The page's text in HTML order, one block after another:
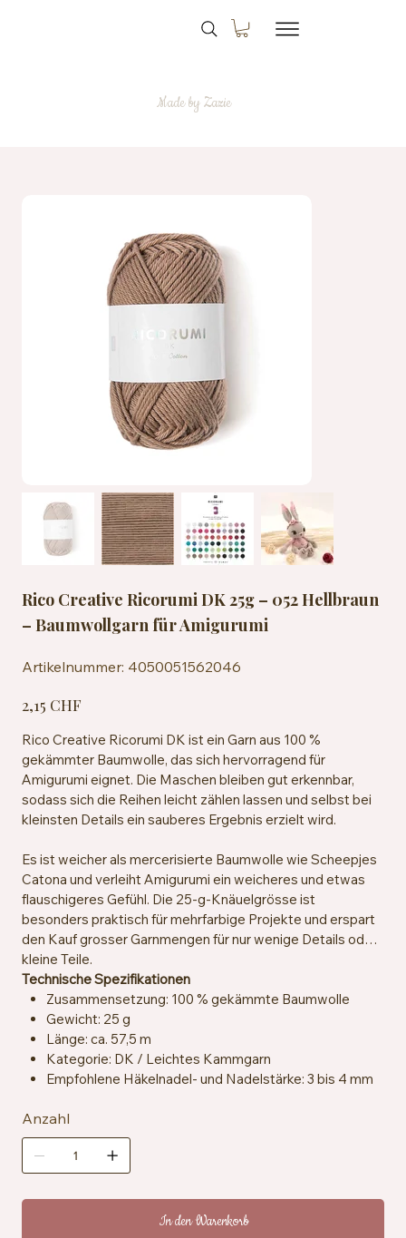
Made by Zazie
Rico Creative Ricorumi DK 25g – 052 Hellbraun
– Baumwollgarn für Amigurumi
Artikelnummer: 4050051562046
4050051562046
2,15 CHF
Rico Creative Ricorumi DK ist ein Garn aus 100 %
gekämmter Baumwolle, das sich hervorragend für
Amigurumi eignet. Die Maschen bleiben gut erkennbar,
sodass sich die Reihen leicht zählen lassen und selbst bei
kleinsten Details ein sauberes Ergebnis erzielt wird.
Es ist weicher als mercerisierte Baumwolle wie Scheepjes
Catona und verleiht Amigurumi ein weicheres und etwas
flauschigeres Gefühl. Die 25-g-Knäuelgrösse ist
besonders praktisch für mehrfarbige Projekte und erspart
den Kauf grosser Garnmengen für nur wenige Details oder
kleine Teile.
Technische Spezifikationen
Zusammensetzung: 100 % gekämmte Baumwolle
Gewicht: 25 g
Länge: ca. 57,5 m
Kategorie: DK / Leichtes Kammgarn
Empfohlene Häkelnadel- und Nadelstärke: 3 bis 4 mm
cm
Zertifizierung: OEKO-TEX® Standard 100
Besondere Merkmale: vegan, speichelresistent
Pflegehinweise: Maschinenwaschbar bei 30 °C
Anzahl
In den Warenkorb